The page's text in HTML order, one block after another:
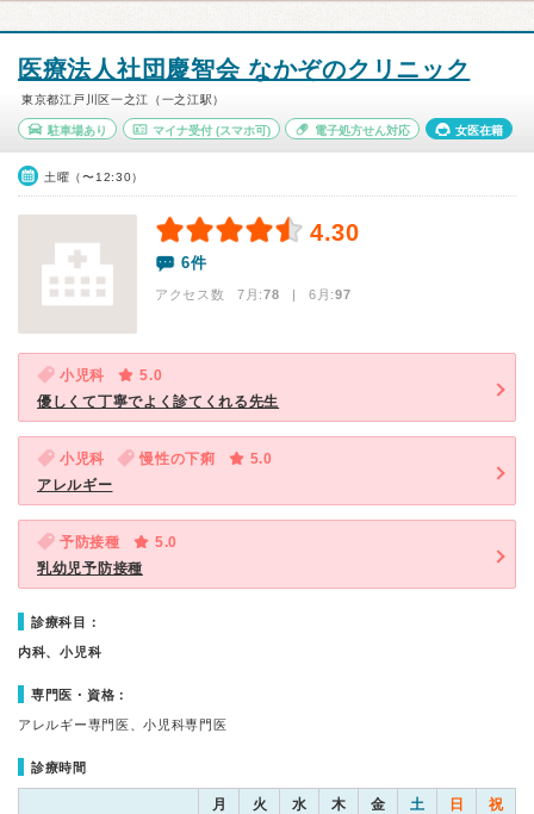
医療法人社団慶智会 なかぞのクリニック
東京都江戸川区一之江（一之江駅）
駐車場あり マイナ受付(スマホ可) 電子処方せん対応 女医在籍
土曜（〜12:30）
4.30
6件
アクセス数 7月:78 | 6月:97
小児科
5.0
優しくて丁寧でよく診てくれる先生
小児科 慢性の下痢
5.0
アレルギー
予防接種
5.0
乳幼児予防接種
診療科目：
内科、小児科
専門医・資格：
アレルギー専門医、小児科専門医
診療時間
月 火 水 木 金 土 日 祝